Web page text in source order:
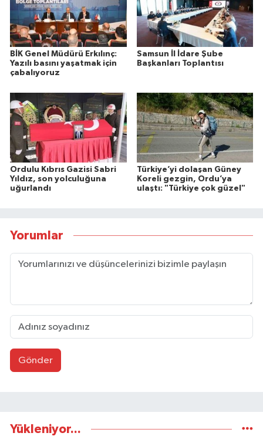
BİK Genel Müdürü Erkılınç:
Yazılı basını yaşatmak için
çabalıyoruz
Samsun İl İdare Şube
Başkanları Toplantısı
Ordulu Kıbrıs Gazisi Sabri
Yıldız, son yolculuğuna
uğurlandı
Türkiye’yi dolaşan Güney
Koreli gezgin, Ordu’ya
ulaştı: "Türkiye çok güzel"
Yorumlar
Gönder
Yükleniyor...